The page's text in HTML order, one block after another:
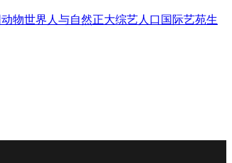
动物世界 人与自然正大综艺人口 国际艺苑生